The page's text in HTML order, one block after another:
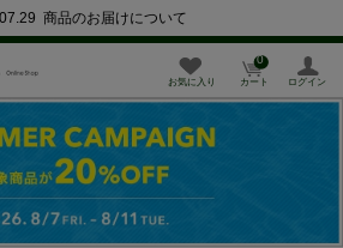
商品のお届けについて
お気に入り カート
0
ログイン